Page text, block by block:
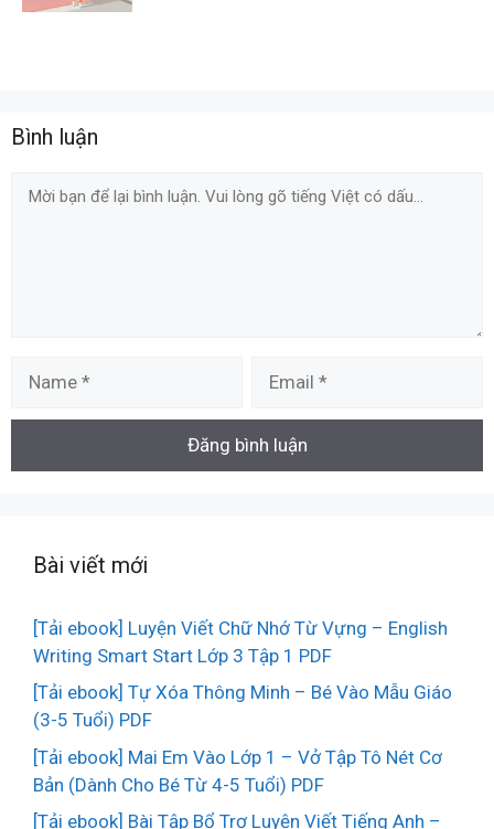
Bình luận
Comment
Bài viết mới
[Tải ebook] Luyện Viết Chữ Nhớ Từ Vựng – English
Writing Smart Start Lớp 3 Tập 1 PDF
[Tải ebook] Tự Xóa Thông Minh – Bé Vào Mẫu Giáo
(3-5 Tuổi) PDF
[Tải ebook] Mai Em Vào Lớp 1 – Vở Tập Tô Nét Cơ
Bản (Dành Cho Bé Từ 4-5 Tuổi) PDF
[Tải ebook] Bài Tập Bổ Trợ Luyện Viết Tiếng Anh –